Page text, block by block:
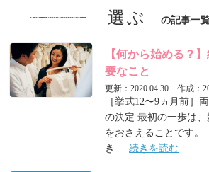
選ぶ の記事一
【何から始める？
要なこと
更新：2020.04.30 作成：
［挙式12〜9ヵ月前］
の決定 最初の一歩は
をおさえることです
き...続きを読む